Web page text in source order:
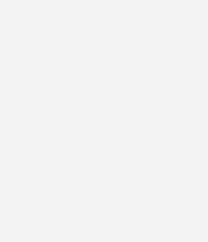
Jahren definierten Anforderungen
Temperatur- und Druckbelastungen
gibt Aufschluss Dietmar